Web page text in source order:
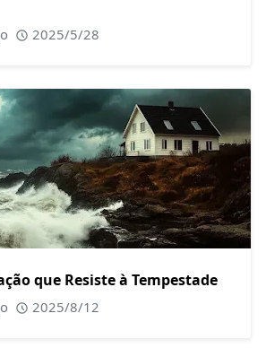
2025/5/28
que Resiste à Tempestade
2025/8/12